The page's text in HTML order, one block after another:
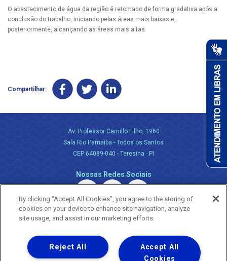
O abastecimento de água da região é retomado de forma gradativa após a
conclusão do trabalho, iniciando pelas áreas mais baixas e,
posteriormente, alcançando as áreas mais altas.
Compartilhar:
Av. Professor Camillo Filho, 1960
Sala Rio Parnaiba - Todos os Santos
CEP 64089-040 - Teresina - PI
Nossas Redes Sociais
Uma empresa
Copyright ® 2026 - Todos os Direitos Reservados.
By clicking “Accept All Cookies”, you agree to the storing of
cookies on your device to enhance site navigation, analyze
site usage, and assist in our marketing efforts.
Accept All
Cookies
Reject All